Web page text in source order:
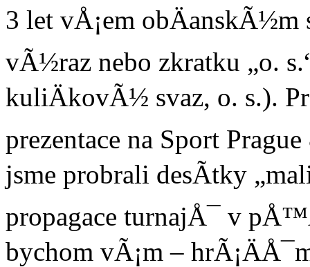
3 let vÅ¡em
vÃ½raz nebo zkratku „o.
kuliÄkovÃ½ svaz, o. s.).
prezentace na Sport
jsme probrali desÃ­tky
propagace turnajÅ¯ v
bychom vÃ¡m –